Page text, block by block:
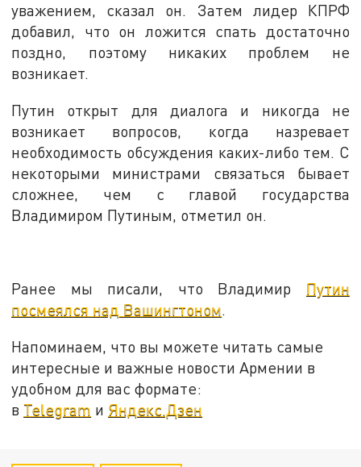
уважением, сказал он. Затем лидер КПРФ
добавил, что он ложится спать достаточно
поздно, поэтому никаких проблем не
возникает.
Путин открыт для диалога и никогда не
возникает вопросов, когда назревает
необходимость обсуждения каких-либо тем. С
некоторыми министрами связаться бывает
сложнее, чем с главой государства
Владимиром Путиным, отметил он.
Ранее мы писали, что Владимир Путин
посмеялся над Вашингтоном.
Напоминаем, что вы можете читать самые
интересные и важные новости Армении в
удобном для вас формате:
в Telegram и Яндекс.Дзен